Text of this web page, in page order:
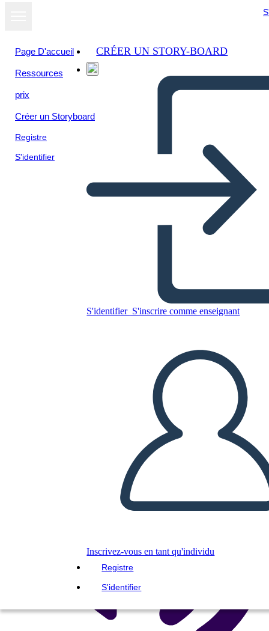
Page D'accueil
Ressources
prix
Créer un Storyboard
Registre
S'identifier
CRÉER UN STORY-BOARD
S'identifier S'inscrire comme enseignant
Inscrivez-vous en tant qu'individu
Registre
S'identifier
Esempio
CRÉER UN STORYBOARD
LIRE LE DIAPORAMA
LIS-MOI